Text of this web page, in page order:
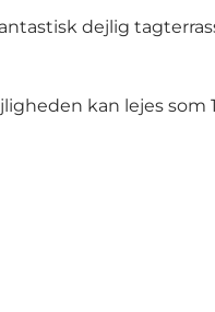
dejlig
kan lejes som